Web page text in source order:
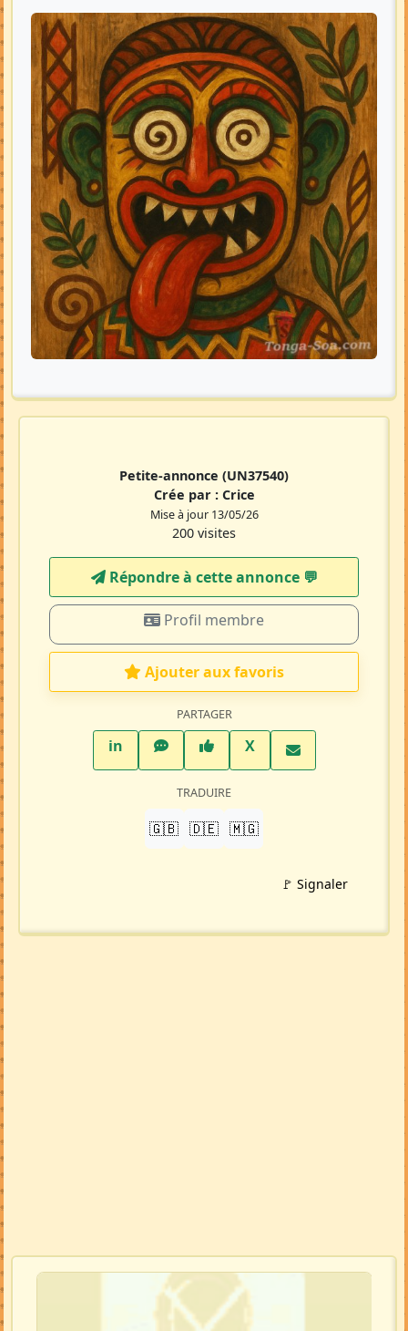
Petite-annonce (UN37540)
Crée par : Crice
Mise à jour 13/05/26
200 visites
Répondre à cette annonce 💬​
Profil membre
Ajouter aux favoris
PARTAGER
inLinkedInWhatsAppFacebook
XTwitter X
TRADUIRE
🇬🇧 🇩🇪 🇲🇬
🚩 Signaler